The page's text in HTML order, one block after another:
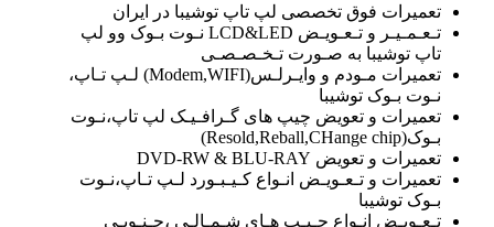
تعمیرات فوق تخصصی لپ تاپ توشیبا در ایران
تـعـمـیـر و تـعـویـض LCD&LED نـوت بـوک وو لپ
تاپ توشیبا به صـورت تـخـصـصـی
تعمیرات مـودم و وایـرلـس(Modem,WIFI) لـپ تـاپ،
نـوت بـوک توشیبا
تعمیرات و تعویض چیپ های گـرافـیـک لپ تاپ،نـوت
بـوک(Resold,Reball,CHange chip)
تعمیرات و تعویض DVD-RW & BLU-RAY
تعمیرات و تـعـویـض انـواع کـیـبـورد لـپ تـاپ،نـوت
بـوک توشیبا
تـعـویـض انـواع چـیـپ هـای شـمـالـی ،جـنـوبـی